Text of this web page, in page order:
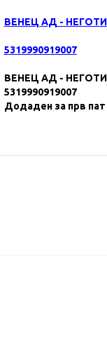
ВЕНЕЦ АД -
5319990919007
ВЕНЕЦ АД -
5319990919007
Додаден за прв пат